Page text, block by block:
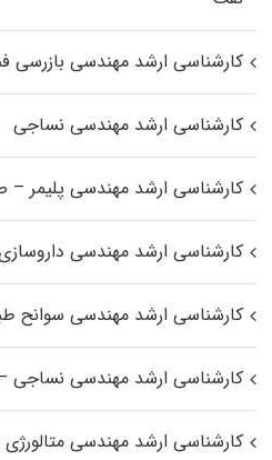
کارشناسی ارشد مهندسی بازرسی
کارشناسی ارشد مهندسی نساجی
کارشناسی ارشد مهندسی پلیمر –
کارشناسی ارشد مهندسی
کارشناسی ارشد مهندسی سوانح
کارشناسی ارشد مهندسی نساجی
کارشناسی ارشد مهندسی متالورژی